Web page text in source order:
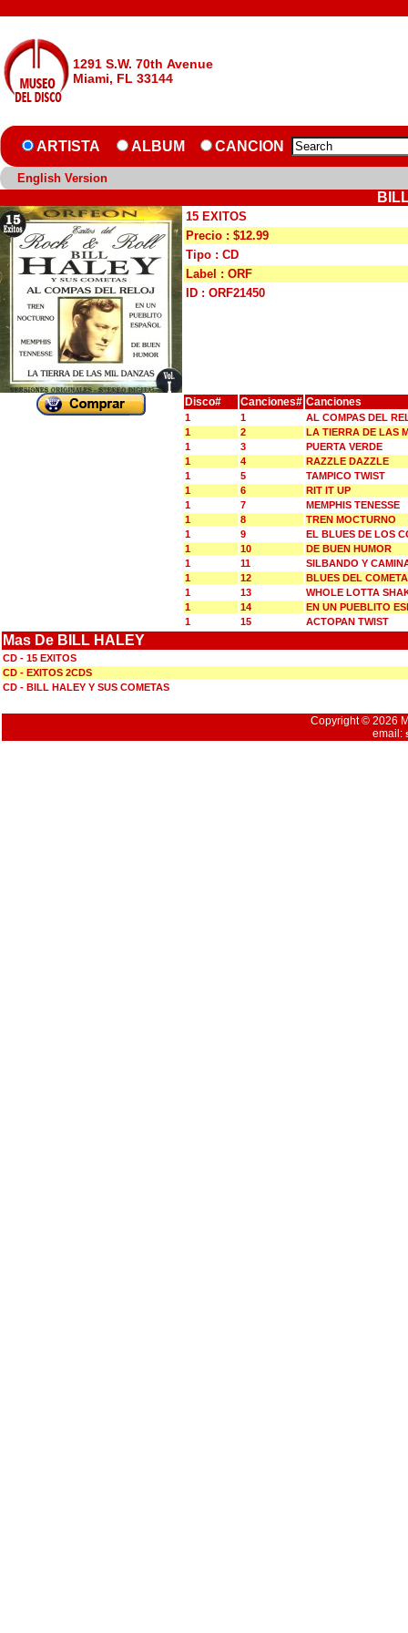
1291 S.W. 70th Avenue
Miami, FL 33144
ARTISTA ALBUM CANCION
English Version
15 EXITOS
Precio : $12.99
Tipo : CD
Label : ORF
ID : ORF21450
Disco# Canciones# Canciones
1 1
AL COMPAS DEL
1
2
LA TIERRA DE LAS
1
3
PUERTA VERDE
1
4
RAZZLE DAZZLE
1
5
TAMPICO TWIST
1
6
RIT IT UP
1
7
MEMPHIS TENESSE
1
8
TREN MOCTURNO
1
9
EL BLUES DE LOS
1
10
DE BUEN HUMOR
1
11
SILBANDO Y
1
12
BLUES DEL
1
13
WHOLE LOTTA
1
14
EN UN PUEBLITO
1
15 ACTOPAN TWIST
Mas De BILL HALEY
CD - 15 EXITOS
CD - EXITOS 2CDS
CD - BILL HALEY Y SUS COMETAS
Copyright © 2026
email: